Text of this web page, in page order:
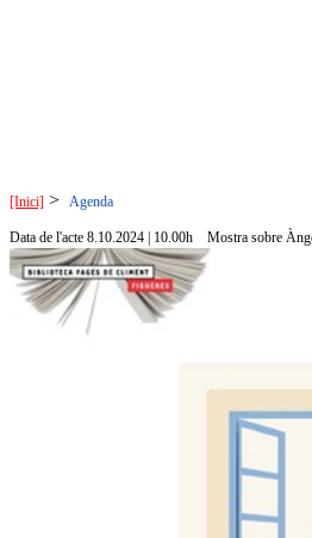
[Inici] > Agenda
Data de l'acte 8.10.2024 | 10.00h Mostra sobre